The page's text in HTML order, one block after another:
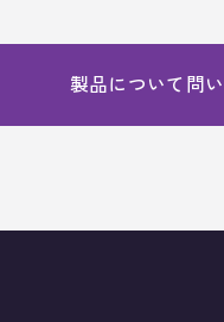
製品について 問